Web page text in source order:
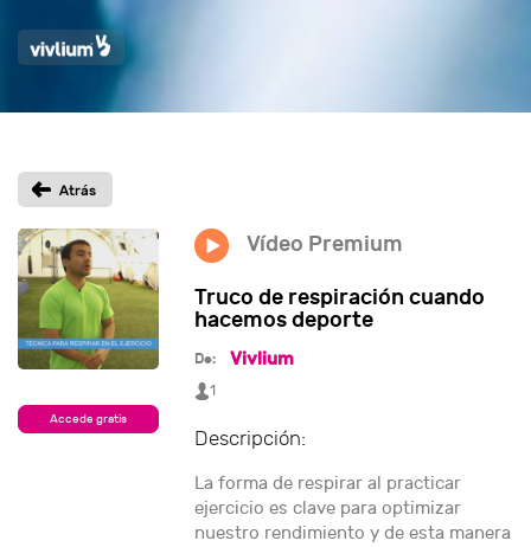
Accede gratis
Vídeo Premium
Truco de respiración cuando
hacemos deporte
De: Vivlium
1
Descripción:
La forma de respirar al practicar
ejercicio es clave para optimizar
nuestro rendimiento y de esta manera